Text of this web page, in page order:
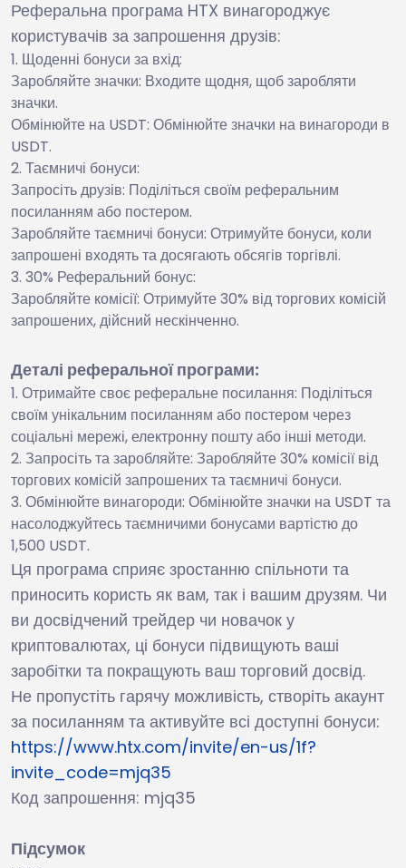
Реферальна програма HTX винагороджує
користувачів за запрошення друзів:
Щоденні бонуси за вхід:
Заробляйте значки: Входите щодня, щоб заробляти
значки.
Обмінюйте на USDT: Обмінюйте значки на винагороди в
USDT.
Таємничі бонуси:
Запросіть друзів: Поділіться своїм реферальним
посиланням або постером.
Заробляйте таємничі бонуси: Отримуйте бонуси, коли
запрошені входять та досягають обсягів торгівлі.
30% Реферальний бонус:
Заробляйте комісії: Отримуйте 30% від торгових комісій
запрошених, дійсний нескінченно.
Деталі реферальної програми:
Отримайте своє реферальне посилання: Поділіться
своїм унікальним посиланням або постером через
соціальні мережі, електронну пошту або інші методи.
Запросіть та заробляйте: Заробляйте 30% комісії від
торгових комісій запрошених та таємничі бонуси.
Обмінюйте винагороди: Обмінюйте значки на USDT та
насолоджуйтесь таємничими бонусами вартістю до
1,500 USDT.
Ця програма сприяє зростанню спільноти та
приносить користь як вам, так і вашим друзям. Чи
ви досвідчений трейдер чи новачок у
криптовалютах, ці бонуси підвищують ваші
заробітки та покращують ваш торговий досвід.
Не пропустіть гарячу можливість, створіть акаунт
за посиланням та активуйте всі доступні бонуси:
https://www.htx.com/invite/en-us/1f?
invite_code=mjq35
Код запрошення: mjq35
Підсумок